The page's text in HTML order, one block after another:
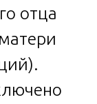
отца